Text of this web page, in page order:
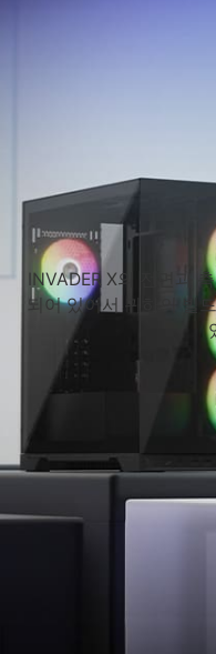
INVADER X의 전면과
되어 있어서 귀하의 빌